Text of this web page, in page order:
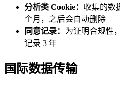
分析类 Cookie： 收集的数
个月，之后会自动删除
同意记录： 为证明合规性
记录 3 年
国际数据传输